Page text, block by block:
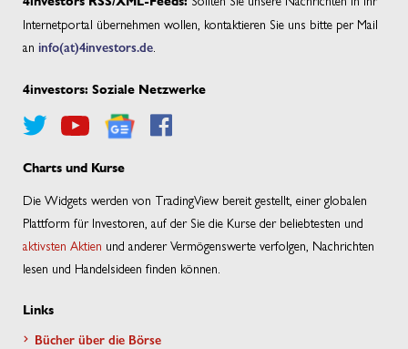
Internetportal übernehmen wollen, kontaktieren Sie uns bitte per Mail
an info(at)4investors.de
4investors: Soziale Netzwerke
Charts und Kurse
Die Widgets werden von TradingView bereit gestellt, einer globalen
Plattform für Investoren, auf der Sie die Kurse der beliebtesten und
aktivsten Aktien und anderer Vermögenswerte verfolgen, Nachrichten
lesen und Handelsideen finden können.
Links
Bücher über die Börse